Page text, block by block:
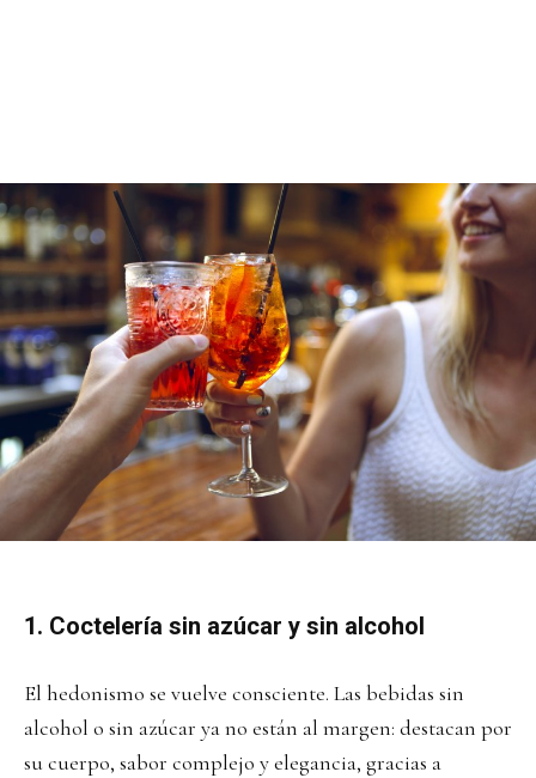
1. Coctelería sin azúcar y sin alcohol
El hedonismo se vuelve consciente. Las bebidas sin
alcohol o sin azúcar ya no están al margen: destacan por
su cuerpo, sabor complejo y elegancia, gracias a